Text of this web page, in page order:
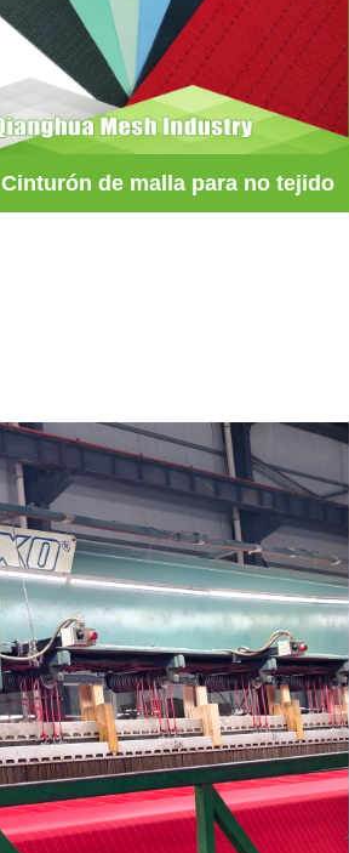
Cinturón de malla para no tejido